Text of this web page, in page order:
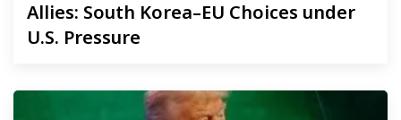
Allies: South Korea–EU Choices under
U.S. Pressure